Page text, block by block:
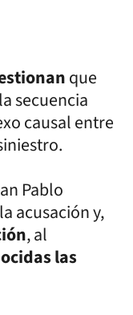
que
secuencia
causal entre
Pablo
acusación y,
, al
las